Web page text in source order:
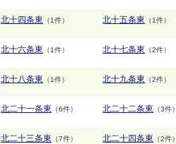
北十四条東 （1件） 北十五条東 （1件）
北十六条東 （1件） 北十七条東 （2件）
北十八条東 （1件） 北十九条東 （2件）
北二十一条東 （6件） 北二十二条東 （3件）
北二十三条東 （7件） 北二十四条東 （2件）